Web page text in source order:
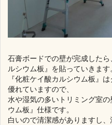
石膏ボードでの壁が完成した
ルシウム板』を貼っていきます
『化粧ケイ酸カルシウム板』
優れていますので、
水や湿気の多いトリミング室
ウム板』仕様です。
白いので清潔感がありますし